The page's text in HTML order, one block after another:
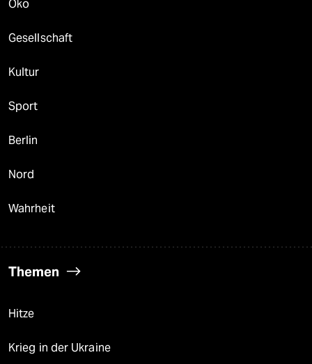
Öko
Gesellschaft
Kultur
Sport
Berlin
Nord
Wahrheit
Themen
Hitze
Krieg in der Ukraine